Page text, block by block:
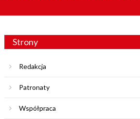
Strony
Redakcja
Patronaty
Współpraca